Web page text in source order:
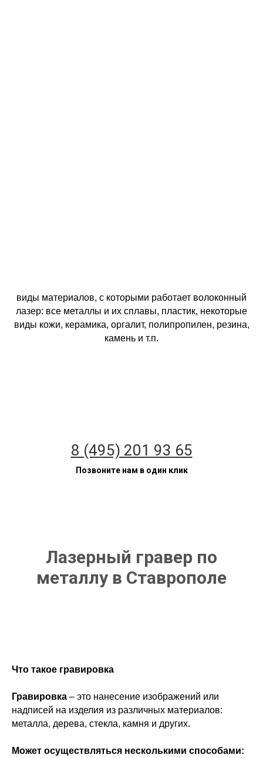
виды материалов, с которыми работает волоконный
лазер: все металлы и их сплавы, пластик, некоторые
виды кожи, керамика, оргалит, полипропилен, резина,
камень и т.п.
8 (495) 201 93 65
Позвоните нам в один клик
Лазерный гравер по
металлу в Ставрополе
Что такое гравировка
Гравировка – это нанесение изображений или
надписей на изделия из различных материалов:
металла, дерева, стекла, камня и других.
Может осуществляться несколькими способами: